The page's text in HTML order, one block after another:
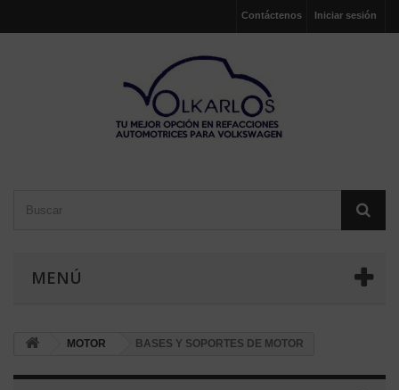
Iniciar sesión
Contáctenos
MENÚ
MOTOR BASES Y SOPORTES DE MOTOR